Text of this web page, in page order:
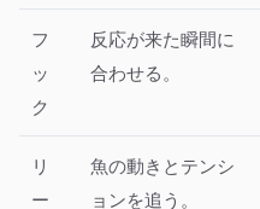
フ
ッ
ク
反応が来た瞬間に
合わせる。
リ
ー
魚の動きとテンシ
ョンを追う。